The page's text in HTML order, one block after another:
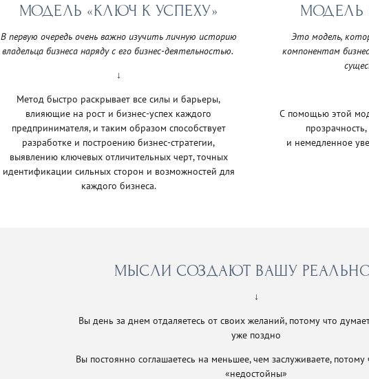
МОДЕЛЬ «КЛЮЧ К УСПЕХУ»
В первую очередь очень важно изучить личную историю
владельца бизнеса наряду с его бизнес-деятельностью.
↓
Метод быстро раскрывает все силы и барьеры,
влияющие на рост и бизнес-успех каждого
предпринимателя, и таким образом способствует
разработке и построению бизнес-стратегии,
выявлению ключевых отличительных черт, точных
идентификации сильных сторон и возможностей для
каждого бизнеса.
МОДЕЛЬ
Это модель,
компонентам
С помощью этой
и немедленное
МЫСЛИ СОЗДАЮТ ВАШУ
↓
Вы день за днем отдаляетесь от своих желаний, потому что
уже поздно
Вы постоянно соглашаетесь на меньшее, чем заслуживаете, потому
«недостойны»